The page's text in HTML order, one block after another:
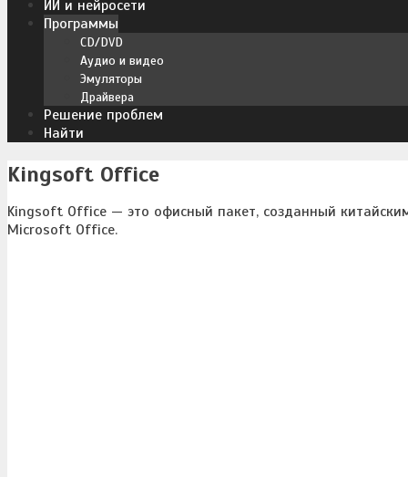
ИИ и нейросети
Программы
CD/DVD
Аудио и видео
Эмуляторы
Драйвера
Решение проблем
Найти
Kingsoft Office
Kingsoft Office — это офисный пакет, созданный
Microsoft Office.